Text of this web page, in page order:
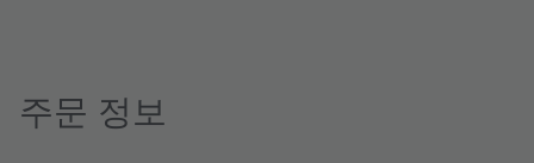
주문 정보